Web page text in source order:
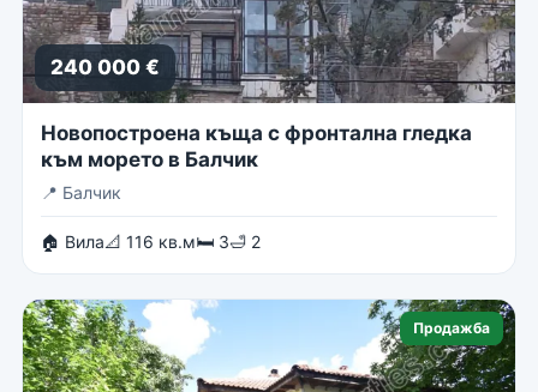
240 000 €
Новопостроена къща с фронтална гледка
към морето в Балчик
📍 Балчик
🏠 Вила📐 116 кв.м🛏 3🛁 2
Продажба